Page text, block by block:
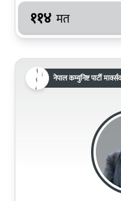
११४ मत
नेपाल कम्युनिष्ट पार्टी